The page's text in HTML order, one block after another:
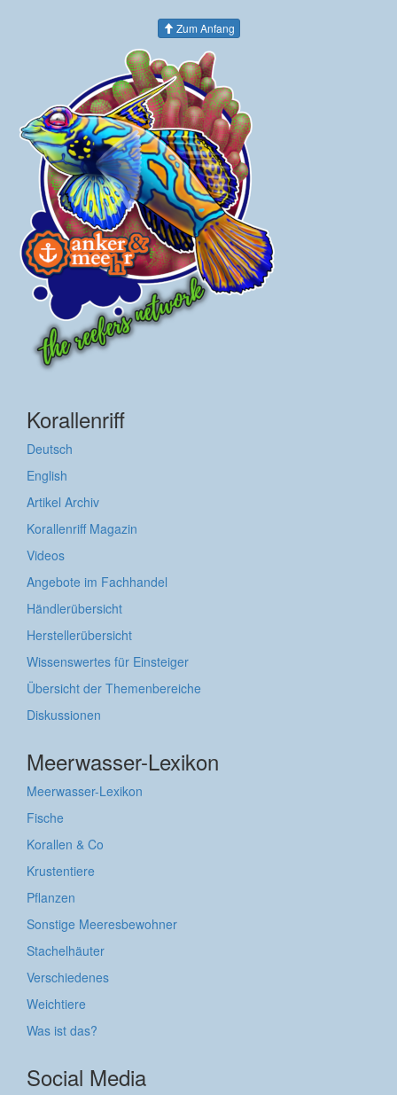
Zum Anfang
Korallenriff
Deutsch
English
Artikel Archiv
Korallenriff Magazin
Videos
Angebote im Fachhandel
Händlerübersicht
Herstellerübersicht
Wissenswertes für Einsteiger
Übersicht der Themenbereiche
Diskussionen
Meerwasser-Lexikon
Meerwasser-Lexikon
Fische
Korallen & Co
Krustentiere
Pflanzen
Sonstige Meeresbewohner
Stachelhäuter
Verschiedenes
Weichtiere
Was ist das?
Social Media